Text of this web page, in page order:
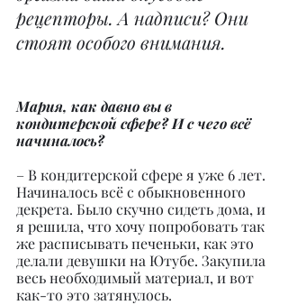
рецепторы. А надписи? Они
стоят особого внимания.
Мария, как давно вы в
кондитерской сфере? И с чего всё
начиналось?
– В кондитерской сфере я уже 6 лет.
Начиналось всё с обыкновенного
декрета. Было скучно сидеть дома, и
я решила, что хочу попробовать так
же расписывать печеньки, как это
делали девушки на Ютубе. Закупила
весь необходимый материал, и вот
как-то это затянулось.